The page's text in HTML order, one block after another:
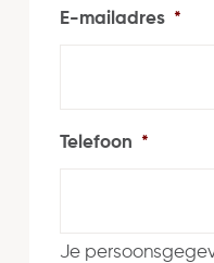
E-mailadres *
Telefoon *
Je